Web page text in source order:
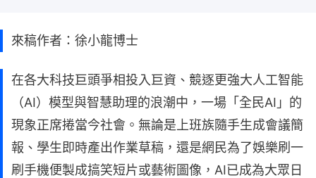
來稿作者：徐小龍博士
在各大科技巨頭爭相投入巨資、競逐更強大人工智能
（AI）模型與智慧助理的浪潮中，一場「全民AI」的
現象正席捲當今社會。無論是上班族隨手生成會議簡
報、學生即時產出作業草稿，還是網民為了娛樂刷一
刷手機便製成搞笑短片或藝術圖像，AI已成為大眾日